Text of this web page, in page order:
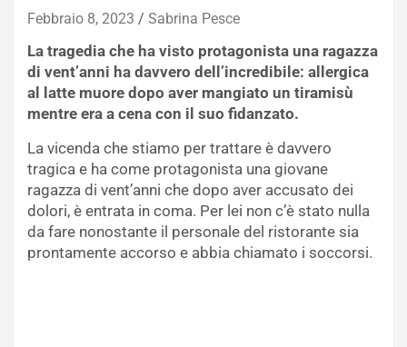
Febbraio 8, 2023 Sabrina Pesce
La tragedia che ha visto protagonista una ragazza
di vent’anni ha davvero dell’incredibile: allergica
al latte muore dopo aver mangiato un tiramisù
mentre era a cena con il suo fidanzato.
La vicenda che stiamo per trattare è davvero
tragica e ha come protagonista una giovane
ragazza di vent’anni che dopo aver accusato dei
dolori, è entrata in coma. Per lei non c’è stato nulla
da fare nonostante il personale del ristorante sia
prontamente accorso e abbia chiamato i soccorsi.